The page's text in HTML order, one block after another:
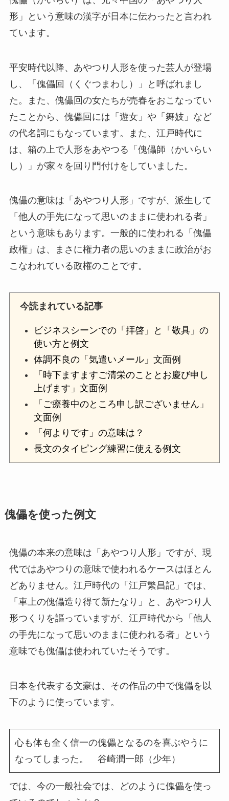
形」という意味の漢字が日本に伝わったと言われ
ています。
平安時代以降、あやつり人形を使った芸人が登場
し、「傀儡回（くぐつまわし）」と呼ばれまし
た。また、傀儡回の女たちが売春をおこなってい
たことから、傀儡回には「遊女」や「舞妓」など
の代名詞にもなっています。また、江戸時代に
は、箱の上で人形をあやつる「傀儡師（かいらい
し）」が家々を回り門付けをしていました。
傀儡の意味は「あやつり人形」ですが、派生して
「他人の手先になって思いのままに使われる者」
という意味もあります。一般的に使われる「傀儡
政権」は、まさに権力者の思いのままに政治がお
こなわれている政権のことです。
今読まれている記事
ビジネスシーンでの「拝啓」と「敬具」の
使い方と例文
体調不良の「気遣いメール」文面例
「時下ますますご清栄のこととお慶び申し
上げます」文面例
「ご療養中のところ申し訳ございません」
文面例
「何よりです」の意味は？
長文のタイピング練習に使える例文
傀儡を使った例文
傀儡の本来の意味は「あやつり人形」ですが、現
代ではあやつりの意味で使われるケースはほとん
どありません。江戸時代の「江戸繁昌記」では、
「車上の傀儡造り得て新たなり」と、あやつり人
形つくりを謳っていますが、江戸時代から「他人
の手先になって思いのままに使われる者」という
意味でも傀儡は使われていたそうです。
日本を代表する文豪は、その作品の中で傀儡を以
下のように使っています。
心も体も全く信一の傀儡となるのを喜ぶやうに
なってしまった。 谷崎潤一郎（少年）
では、今の一般社会では、どのように傀儡を使っ